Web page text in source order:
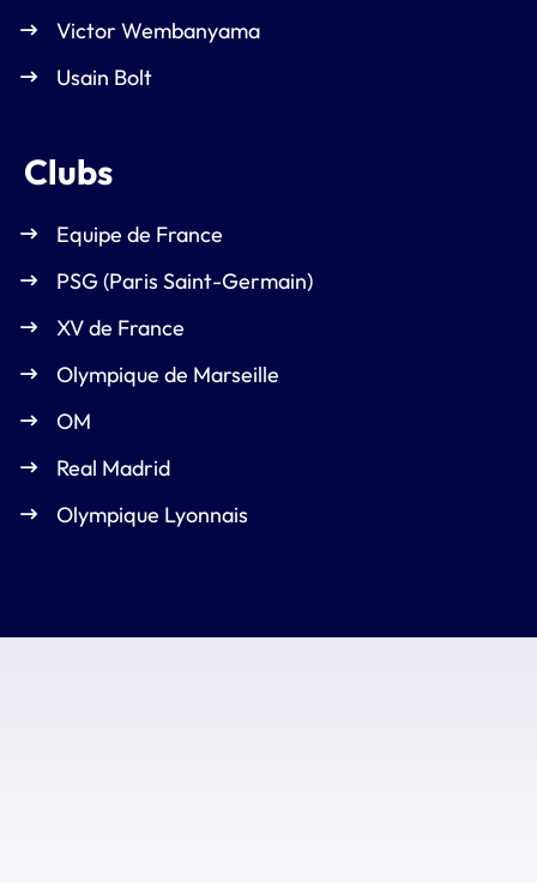
Victor Wembanyama
Usain Bolt
Clubs
Equipe de France
PSG (Paris Saint-Germain)
XV de France
Olympique de Marseille
OM
Real Madrid
Olympique Lyonnais